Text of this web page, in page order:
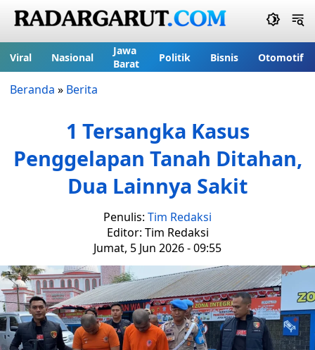
Viral Nasional
Jawa
Barat
Politik Bisnis Otomotif
Beranda » Berita
1 Tersangka Kasus
Penggelapan Tanah Ditahan,
Dua Lainnya Sakit
Penulis: Tim Redaksi
Editor: Tim Redaksi
Jumat, 5 Jun 2026 - 09:55